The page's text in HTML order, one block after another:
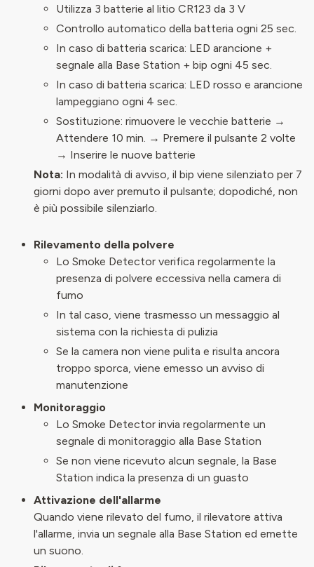
Utilizza 3 batterie al litio CR123 da 3 V
Controllo automatico della batteria ogni 25 sec.
In caso di batteria scarica: LED arancione +
segnale alla Base Station + bip ogni 45 sec.
In caso di batteria scarica: LED rosso e arancione
lampeggiano ogni 4 sec.
Sostituzione: rimuovere le vecchie batterie →
Attendere 10 min. → Premere il pulsante 2 volte
→ Inserire le nuove batterie
Nota: In modalità di avviso, il bip viene silenziato per 7
giorni dopo aver premuto il pulsante; dopodiché, non
è più possibile silenziarlo.
Rilevamento della polvere
Lo Smoke Detector verifica regolarmente la
presenza di polvere eccessiva nella camera di
fumo
In tal caso, viene trasmesso un messaggio al
sistema con la richiesta di pulizia
Se la camera non viene pulita e risulta ancora
troppo sporca, viene emesso un avviso di
manutenzione
Monitoraggio
Lo Smoke Detector invia regolarmente un
segnale di monitoraggio alla Base Station
Se non viene ricevuto alcun segnale, la Base
Station indica la presenza di un guasto
Attivazione dell'allarme
Quando viene rilevato del fumo, il rilevatore attiva
l'allarme, invia un segnale alla Base Station ed emette
un suono.